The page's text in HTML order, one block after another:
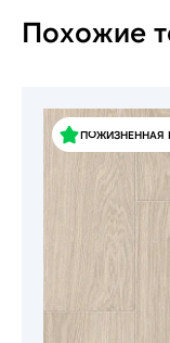
Похожие
ПОЖИЗНЕННАЯ